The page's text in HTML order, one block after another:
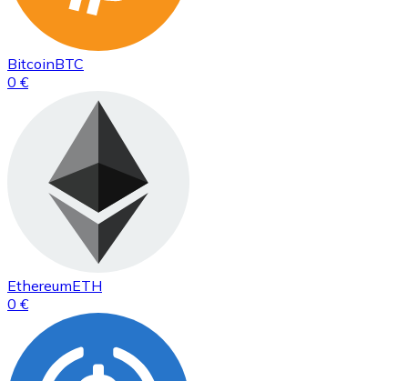
BitcoinBTC
0 €
EthereumETH
0 €